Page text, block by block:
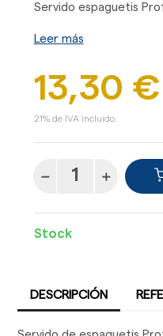
Servido espaguetis
Leer más
13,30 €
21% de IVA incluido.
Stock
DESCRIPCIÓN